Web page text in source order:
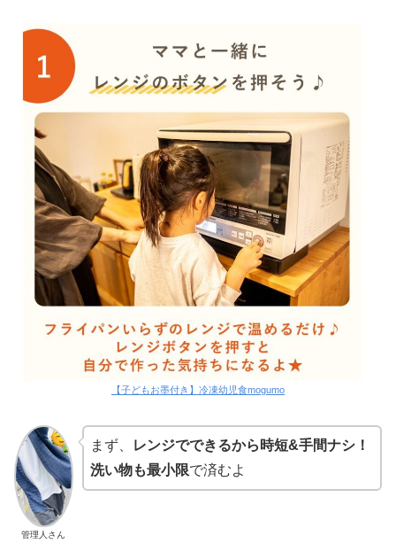
【子どもお墨付き】冷凍幼児食mogumo
管理人さん
まず、
レンジでできるから時短&手間ナシ！
洗い物も最小限で済むよ